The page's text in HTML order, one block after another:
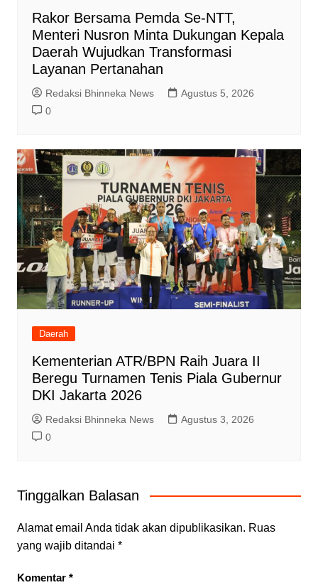
Rakor Bersama Pemda Se-NTT,
Menteri Nusron Minta Dukungan Kepala
Daerah Wujudkan Transformasi
Layanan Pertanahan
Redaksi Bhinneka News
Agustus 5, 2026
0
Daerah
Kementerian ATR/BPN Raih Juara II
Beregu Turnamen Tenis Piala Gubernur
DKI Jakarta 2026
Redaksi Bhinneka News
Agustus 3, 2026
0
Tinggalkan Balasan
Alamat email Anda tidak akan dipublikasikan. Ruas
yang wajib ditandai *
Komentar *